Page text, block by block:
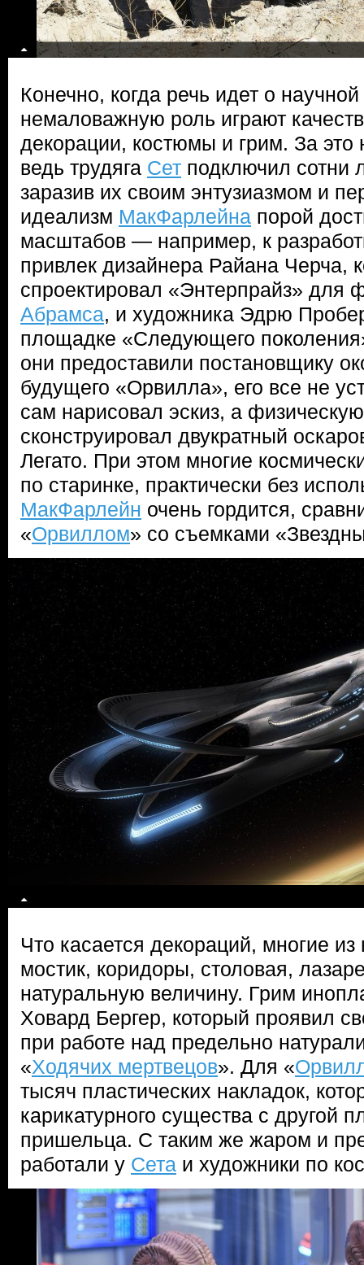
Конечно, когда речь идет о
немаловажную роль играют
декорации, костюмы и грим. За это
ведь трудяга Сет подключил сотни
заразив их своим энтузиазмом и
идеализм МакФарлейна порой
масштабов — например, к
привлек дизайнера Райана Черча,
спроектировал «Энтерпрайз» для
Абрамса, и художника Эдрю
площадке «Следующего
они предоставили постановщику
будущего «Орвилла», его все не
сам нарисовал эскиз, а
сконструировал двукратный
Легато. При этом многие
по старинке, практически без
МакФарлейн очень гордится,
«Орвиллом» со съемками
Что касается декораций, многие из
мостик, коридоры, столовая,
натуральную величину. Грим
Ховард Бергер, который проявил
при работе над предельно
«Ходячих мертвецов». Для «
тысяч пластических накладок,
карикатурного существа с другой
пришельца. С таким же жаром и
работали у Сета и художники по